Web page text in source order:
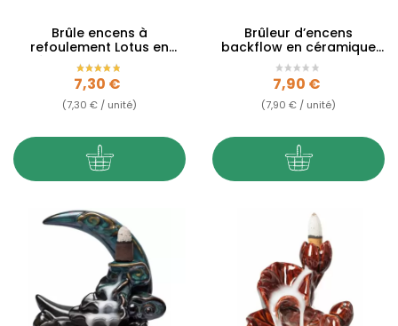
Brûle encens à
refoulement Lotus en
céramique - Backflow
Prix
7,30 €
(7,30 € / unité)
Brûleur d’encens
backflow en céramique
noire – Galets zen à
cascade...
Prix
7,90 €
(7,90 € / unité)